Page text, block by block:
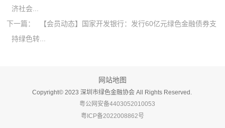
济社会...
下一篇：
【会员动态】国家开发银行：发行60亿元绿色金融债券支
持绿色转...
网站地图
Copyright©️ 2023 深圳市绿色金融协会 All Rights Reserved.
粤ICP备2022008862号
粤公网安备4403052010053